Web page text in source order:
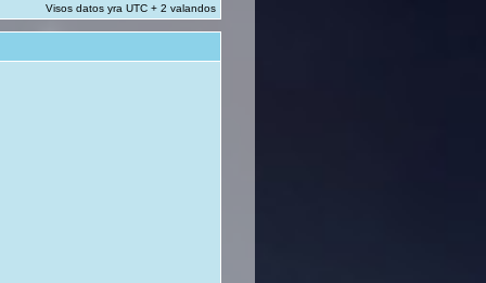
Visos datos yra UTC + 2 valandos